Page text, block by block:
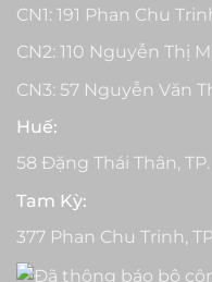
CN1: 191 Phan Chu
CN2: 110 Nguyễn Thị
CN3: 57 Nguyễn Văn
Huế:
58 Đặng Thái Thân,
Tam Kỳ:
377 Phan Chu Trinh,